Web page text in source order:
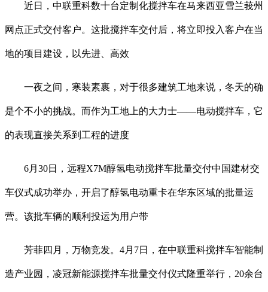
近日，中联重科数十台定制化搅拌车在马来西亚雪兰莪州
网点正式交付客户。这批搅拌车交付后，将立即投入客户在当
地的项目建设，以先进、高效
一夜之间，寒装素裹，对于很多建筑工地来说，冬天的确
是个不小的挑战。而作为工地上的大力士——电动搅拌车，它
的表现直接关系到工程的进度
6月30日，远程X7M醇氢电动搅拌车批量交付中国建材交
车仪式成功举办，开启了醇氢电动重卡在华东区域的批量运
营。该批车辆的顺利投运为用户带
芳菲四月，万物竞发。4月7日，在中联重科搅拌车智能制
造产业园，凌冠新能源搅拌车批量交付仪式隆重举行，20余台